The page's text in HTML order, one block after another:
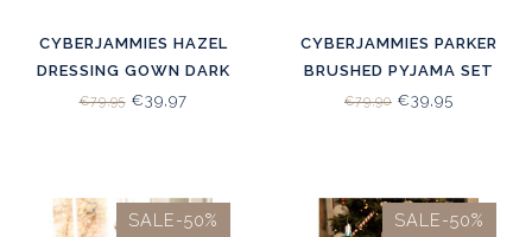
CYBERJAMMIES HAZEL
DRESSING GOWN DARK
PURPLE FLORAL PRINT
€79,95€39,97
CYBERJAMMIES PARKER
BRUSHED PYJAMA SET
GREY MIX
€79,90 €39,95
SALE-50% SALE-50%